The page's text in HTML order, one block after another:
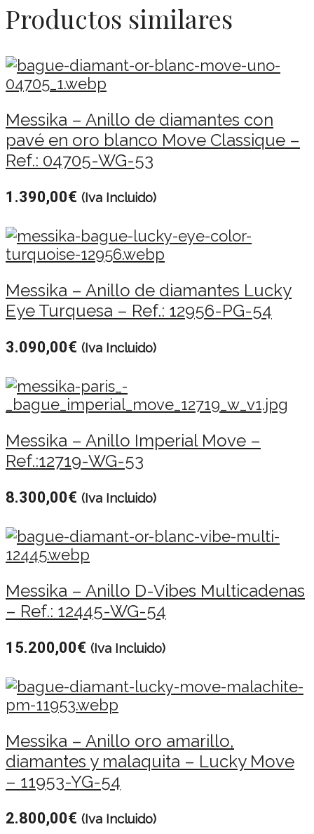
Productos similares
Messika – Anillo de diamantes con
pavé en oro blanco Move Classique –
Ref.: 04705-WG-53
1.390,00€ (Iva Incluido)
Messika – Anillo de diamantes Lucky
Eye Turquesa – Ref.: 12956-PG-54
3.090,00€ (Iva Incluido)
Messika – Anillo Imperial Move –
Ref.:12719-WG-53
8.300,00€ (Iva Incluido)
Messika – Anillo D-Vibes Multicadenas
– Ref.: 12445-WG-54
15.200,00€ (Iva Incluido)
Messika – Anillo oro amarillo,
diamantes y malaquita – Lucky Move
– 11953-YG-54
2.800,00€ (Iva Incluido)